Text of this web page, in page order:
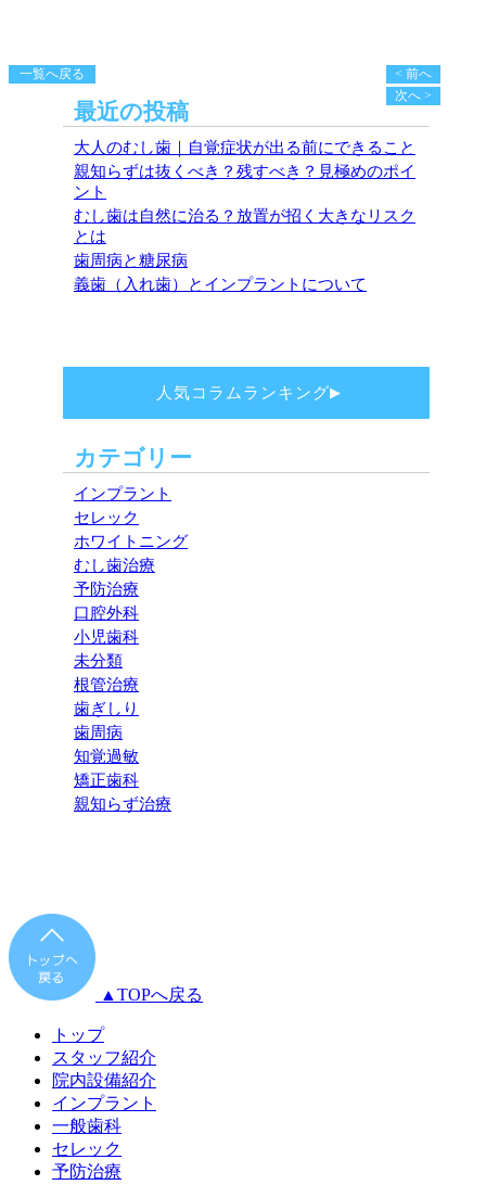
一覧へ戻る
< 前へ
次へ >
最近の投稿
大人のむし歯｜自覚症状が出る前にできること
親知らずは抜くべき？残すべき？見極めのポイ
ント
むし歯は自然に治る？放置が招く大きなリスク
とは
歯周病と糖尿病
義歯（入れ歯）とインプラントについて
▶
人気コラムランキング
カテゴリー
インプラント
セレック
ホワイトニング
むし歯治療
予防治療
口腔外科
小児歯科
未分類
根管治療
歯ぎしり
歯周病
知覚過敏
矯正歯科
親知らず治療
▲TOPへ戻る
トップ
スタッフ紹介
院内設備紹介
インプラント
一般歯科
セレック
予防治療